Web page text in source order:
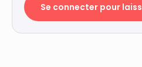
Se connecter pour